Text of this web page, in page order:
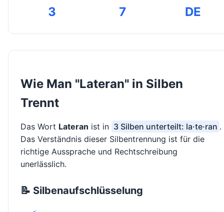
3 7 DE
Wie Man "Lateran" in Silben
Trennt
Das Wort Lateran ist in 3 Silben unterteilt: la·te·ran .
Das Verständnis dieser Silbentrennung ist für die
richtige Aussprache und Rechtschreibung
unerlässlich.
📝 Silbenaufschlüsselung